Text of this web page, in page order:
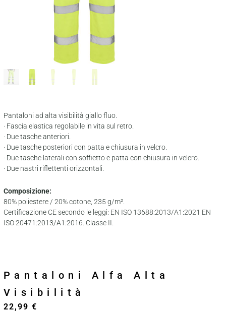
Pantaloni ad alta visibilità giallo fluo.
· Fascia elastica regolabile in vita sul retro.
· Due tasche anteriori.
· Due tasche posteriori con patta e chiusura in velcro.
· Due tasche laterali con soffietto e patta con chiusura in velcro.
· Due nastri riflettenti orizzontali.
Composizione:
80% poliestere / 20% cotone, 235 g/m².
Certificazione CE secondo le leggi: EN ISO 13688:2013/A1:2021 EN
ISO 20471:2013/A1:2016. Classe II.
Pantaloni Alfa Alta
Visibilità
22,99 €